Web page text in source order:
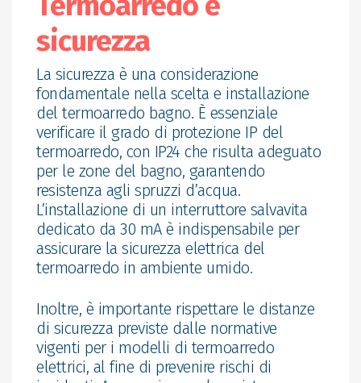
sicurezza
La sicurezza è una considerazione
fondamentale nella scelta e installazione
del termoarredo bagno. È essenziale
verificare il grado di protezione IP del
termoarredo, con IP24 che risulta adeguato
per le zone del bagno, garantendo
resistenza agli spruzzi d’acqua.
L’installazione di un interruttore salvavita
dedicato da 30 mA è indispensabile per
assicurare la sicurezza elettrica del
termoarredo in ambiente umido.
Inoltre, è importante rispettare le distanze
di sicurezza previste dalle normative
vigenti per i modelli di termoarredo
elettrici, al fine di prevenire rischi di